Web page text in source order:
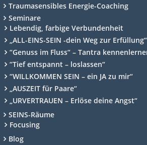
Traumasensibles Energie-Coaching
Seminare
Lebendig, farbige Verbundenheit
„ALL-EINS-SEIN -dein Weg zur Erfüllung“
“Genuss im Fluss“ – Tantra
“Tief entspannt – loslassen“
“WILLKOMMEN SEIN – ein JA zu mir“
„AUSZEIT für Paare“
„URVERTRAUEN – Erlöse deine Angst“
SEINS-Räume
Focusing
Blog